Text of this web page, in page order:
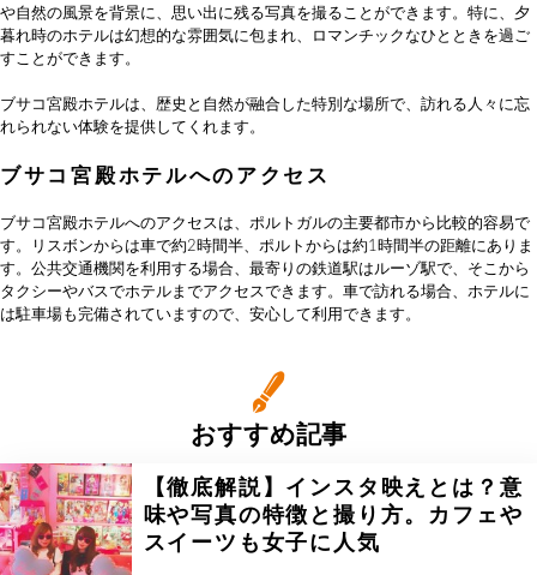
や自然の風景を背景に、思い出に残る写真を撮ることができます。特に、夕
暮れ時のホテルは幻想的な雰囲気に包まれ、ロマンチックなひとときを過ご
すことができます。
ブサコ宮殿ホテルは、歴史と自然が融合した特別な場所で、訪れる人々に忘
れられない体験を提供してくれます。
ブサコ宮殿ホテルへのアクセス
ブサコ宮殿ホテルへのアクセスは、ポルトガルの主要都市から比較的容易で
す。リスボンからは車で約2時間半、ポルトからは約1時間半の距離にありま
す。公共交通機関を利用する場合、最寄りの鉄道駅はルーゾ駅で、そこから
タクシーやバスでホテルまでアクセスできます。車で訪れる場合、ホテルに
は駐車場も完備されていますので、安心して利用できます。
おすすめ記事
【徹底解説】インスタ映えとは？意
味や写真の特徴と撮り方。カフェや
スイーツも女子に人気